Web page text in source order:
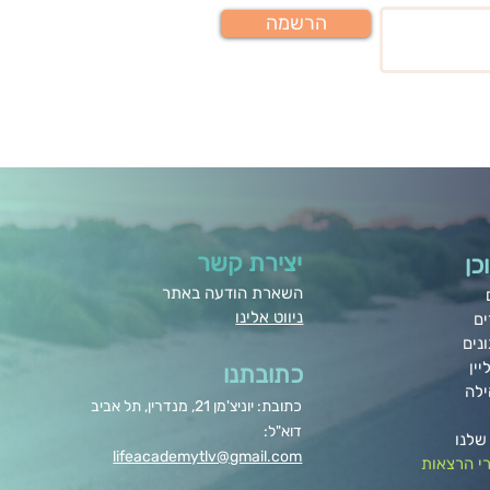
הרשמה
יצירת קשר
השארת הודעה באתר
ניווט אלינו
כתובתנו
כתובת: יוניצ'מן 21, מנדרין, תל אביב
דוא"ל:
lifeacademytlv@gmail.com
הרצאות